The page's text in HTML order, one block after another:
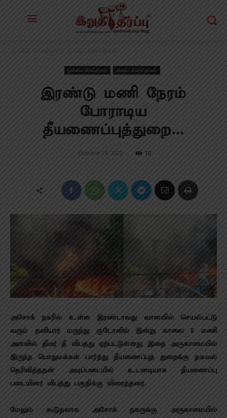
முக்கிய செய்திகள் மாவட்டச்செய்திகள்
முக்கிய செய்திகள் மாவட்டச்செய்திகள்
இரண்டு மணி நேரம்
போராடிய
தீயணைப்புத்துறை…
October 25, 2022 10
அசோக் நகரில் உள்ள இரண்டாவது வானவில் செயல்பட்டு
வரும் தனியார் மருந்து குடோனில் இன்று காலை 8 மணி
அளவில் திடீர் தீ விபத்து ஏற்பட்டுள்ளது இதை அருகாமையில்
இருந்த பொதுமக்கள் பார்த்து தீயணைப்புத் துறைக்கு தகவல்
தெரிவித்ததன் அடிப்படையில் உடனடியாக தீயணைப்பு
படையினர் விபத்து பகுதிக்கு விரைந்தனர்.
மேலும் கூடுதலாக அசோக் நகருக்கு அருகாமையில்